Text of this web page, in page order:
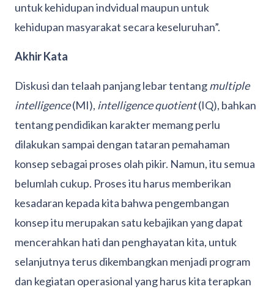
untuk kehidupan indvidual maupun untuk
kehidupan masyarakat secara keseluruhan”.
Akhir Kata
Diskusi dan telaah panjang lebar tentangmultiple
intelligence(MI), intelligence quotient(IQ), bahkan
tentang pendidikan karakter memang perlu
dilakukan sampai dengan tataran pemahaman
konsep sebagai proses olah pikir. Namun, itu semua
belumlah cukup. Proses itu harus memberikan
kesadaran kepada kita bahwa pengembangan
konsep itu merupakan satu kebajikan yang dapat
mencerahkan hati dan penghayatan kita, untuk
selanjutnya terus dikembangkan menjadi program
dan kegiatan operasional yang harus kita terapkan